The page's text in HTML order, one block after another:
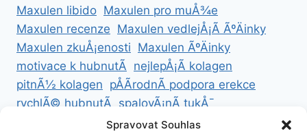
Maxulen libido Maxulen pro muÅ¾e
Maxulen recenze Maxulen vedlejÅ¡Ã­ ÃºÄinky
Maxulen zkuÅ¡enosti Maxulen ÃºÄinky
motivace k hubnutÃ­ nejlepÅ¡Ã­ kolagen
pitnÃ½ kolagen pÅÃ­rodnÃ­ podpora erekce
rychlÃ© hubnutÃ­ spalovÃ¡nÃ­ tukÅ¯
ZdravÃ© hubnutÃ­ ZdravÃ© recepty na hubnutÃ­
Spravovat Souhlas